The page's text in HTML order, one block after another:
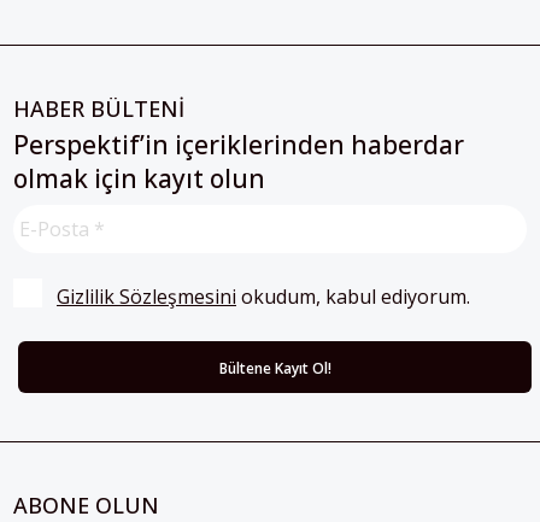
HABER BÜLTENİ
Perspektif’in içeriklerinden haberdar
olmak için kayıt olun
Gizlilik Sözleşmesini okudum, kabul ediyorum.
ABONE OLUN